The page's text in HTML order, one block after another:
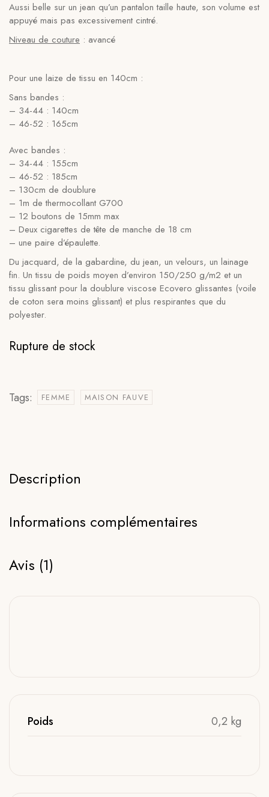
Aussi belle sur un jean qu’un pantalon taille haute, son volume est
appuyé mais pas excessivement cintré.
Niveau de couture : avancé
Pour une laize de tissu en 140cm :
Sans bandes :
– 34-44 : 140cm
– 46-52 : 165cm
Avec bandes :
– 34-44 : 155cm
– 46-52 : 185cm
– 130cm de doublure
– 1m de thermocollant G700
– 12 boutons de 15mm max
– Deux cigarettes de tête de manche de 18 cm
– une paire d’épaulette.
Du jacquard, de la gabardine, du jean, un velours, un lainage
fin. Un tissu de poids moyen d’environ 150/250 g/m2 et un
tissu glissant pour la doublure viscose Ecovero glissantes (voile
de coton sera moins glissant) et plus respirantes que du
polyester.
Rupture de stock
Tags: FEMME MAISON FAUVE
Description
Informations complémentaires
Avis (1)
Poids 0,2 kg